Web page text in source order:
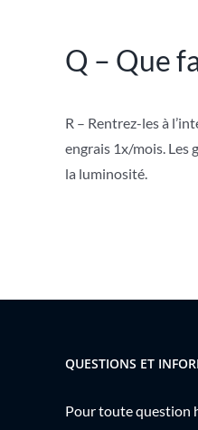
Q – Que
R – Rentrez-lesà
engrais 1x/mois. Les
la luminosité.
QUESTIONS ET
Pour toute question